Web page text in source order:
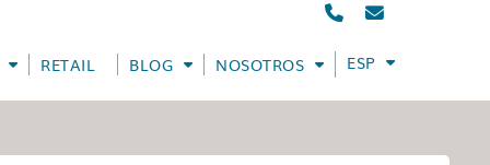
RETAIL BLOG NOSOTROS ESPAÑOL